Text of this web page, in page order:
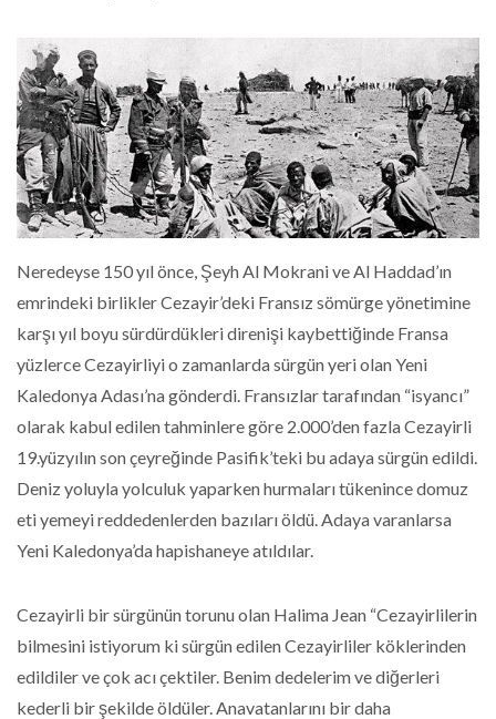
Neredeyse 150 yıl önce, Şeyh Al Mokrani ve Al Haddad’ın
emrindeki birlikler Cezayir’deki Fransız sömürge yönetimine
karşı yıl boyu sürdürdükleri direnişi kaybettiğinde Fransa
yüzlerce Cezayirliyi o zamanlarda sürgün yeri olan Yeni
Kaledonya Adası’na gönderdi. Fransızlar tarafından “isyancı”
olarak kabul edilen tahminlere göre 2.000’den fazla Cezayirli
19.yüzyılın son çeyreğinde Pasifik’teki bu adaya sürgün edildi.
Deniz yoluyla yolculuk yaparken hurmaları tükenince domuz
eti yemeyi reddedenlerden bazıları öldü. Adaya varanlarsa
Yeni Kaledonya’da hapishaneye atıldılar.
Cezayirli bir sürgünün torunu olan Halima Jean “Cezayirlilerin
bilmesini istiyorum ki sürgün edilen Cezayirliler köklerinden
edildiler ve çok acı çektiler. Benim dedelerim ve diğerleri
kederli bir şekilde öldüler. Anavatanlarını bir daha